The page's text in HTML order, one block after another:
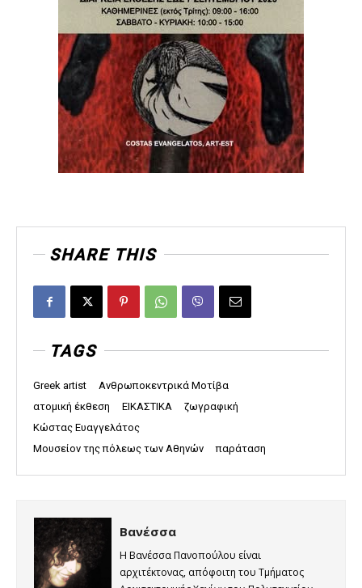
SHARE THIS
TAGS
Greek artist
Ανθρωποκεντρικά Μοτίβα
ατομική έκθεση
ΕΙΚΑΣΤΙΚΑ
ζωγραφική
Κώστας Ευαγγελάτος
Μουσείον της πόλεως των Αθηνών
παράταση
Βανέσσα
Η Βανέσσα Πανοπούλου είναι
αρχιτέκτονας, απόφοιτη του Τμήματος